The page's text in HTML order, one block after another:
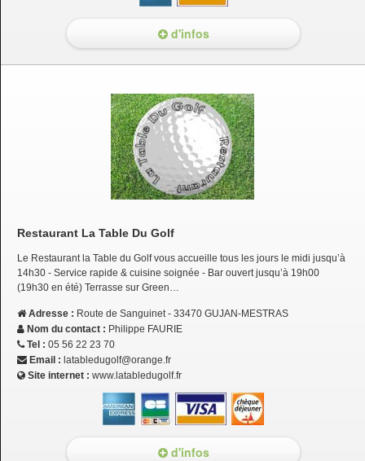
d'infos
Restaurant La Table Du Golf
Le Restaurant la Table du Golf vous accueille tous les jours le midi jusqu’à
14h30 - Service rapide & cuisine soignée - Bar ouvert jusqu’à 19h00
(19h30 en été) Terrasse sur Green…
Adresse : Route de Sanguinet - 33470 GUJAN-MESTRAS
Nom du contact : Philippe FAURIE
Tel : 05 56 22 23 70
Email : latabledugolf@orange.fr
Site internet : www.latabledugolf.fr
d'infos